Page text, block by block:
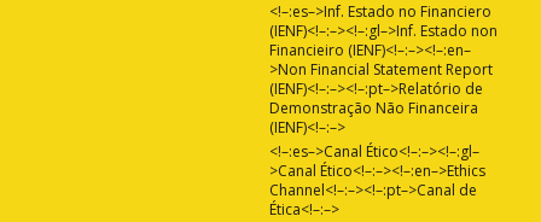
<!–:es–>Inf. Estado no Financiero
(IENF)<!–:–><!–:gl–>Inf. Estado non
Financieiro (IENF)<!–:–><!–:en–
>Non Financial Statement Report
(IENF)<!–:–><!–:pt–>Relatório de
Demonstração Não Financeira
(IENF)<!–:–>
<!–:es–>Canal Ético<!–:–><!–:gl–
>Canal Ético<!–:–><!–:en–>Ethics
Channel<!–:–><!–:pt–>Canal de
Ética<!–:–>